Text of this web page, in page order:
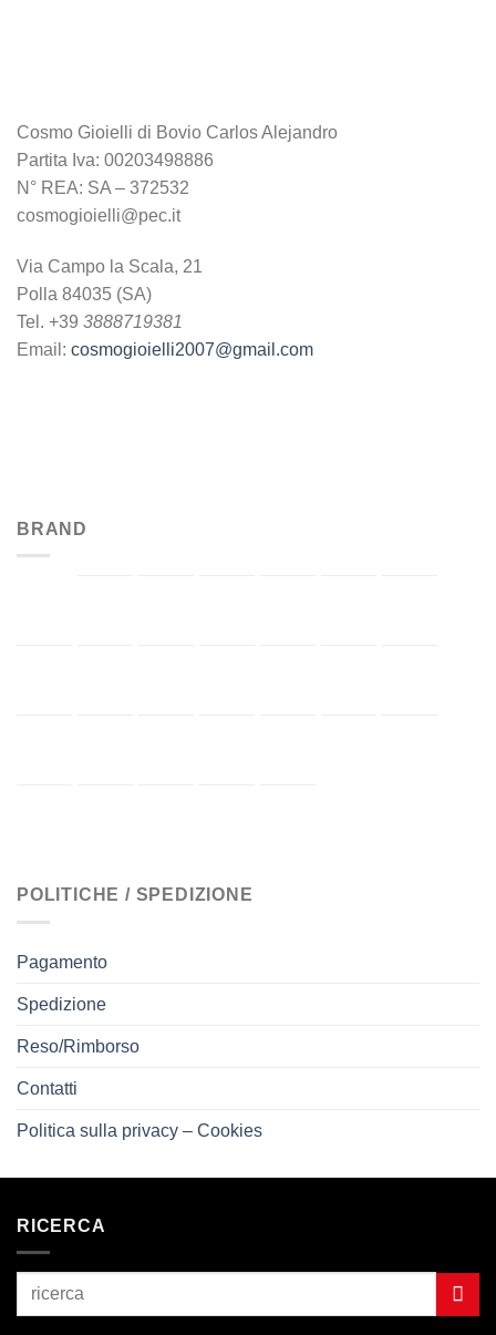
Cosmo Gioielli di Bovio Carlos Alejandro
Partita Iva: 00203498886
N° REA: SA – 372532
cosmogioielli@pec.it
Via Campo la Scala, 21
Polla 84035 (SA)
Tel. +39 3888719381
Email: cosmogioielli2007@gmail.com
BRAND
POLITICHE / SPEDIZIONE
Pagamento
Spedizione
Reso/Rimborso
Contatti
Politica sulla privacy – Cookies
RICERCA